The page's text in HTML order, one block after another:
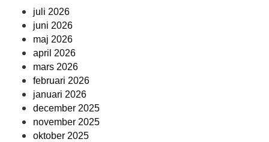
juli 2026
juni 2026
maj 2026
april 2026
mars 2026
februari 2026
januari 2026
december 2025
november 2025
oktober 2025